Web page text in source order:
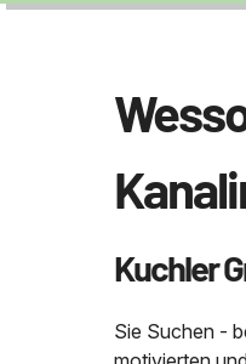
Unternehmen
Kontakt
Kuchler
Sie Suchen -